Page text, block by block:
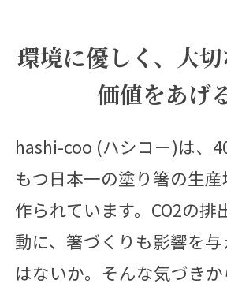
環境に優しく、大
価値をあげ
hashi-coo (ハシコー)は、
もつ日本一の塗り箸の生
作られています。 CO2の排
動に、箸づくりも影響を
はないか。 そんな気づき